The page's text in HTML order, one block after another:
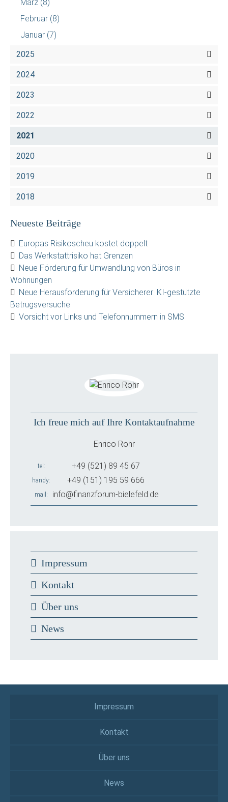
März (8)
Februar (8)
Januar (7)
2025
2024
2023
2022
2021
2020
2019
2018
Neueste Beiträge
Europas Risikoscheu kostet doppelt
Das Werkstattrisiko hat Grenzen
Neue Förderung für Umwandlung von Büros in
Wohnungen
Neue Herausforderung für Versicherer: KI-gestützte
Betrugsversuche
Vorsicht vor Links und Telefonnummern in SMS
Ich freue mich auf Ihre Kontaktaufnahme
Enrico Rohr
tel +49 (521) 89 45 67
handy +49 (151) 195 59 666
mail info@finanzforum-bielefeld.de
Impressum
Kontakt
Über uns
News
Impressum
Kontakt
Über uns
News